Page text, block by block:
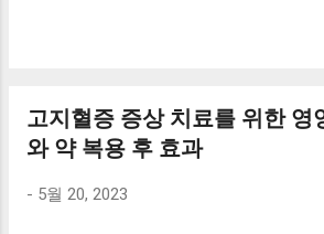
표적인 건강 문제 중 하
하는데 효과적인 식단
보겠습니다. 먼저, 고혈압
강에 해롭기도 합니다.
은 고지혈증 예방과 관
입니다. 이 제품은 천연
고지혈증 증상 치료를 위한 영
와 약 복용 후 효과
- 5월 20, 2023